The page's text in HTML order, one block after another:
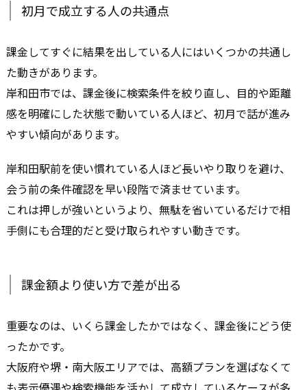
初月で成立する人の共通点
課金してすぐに結果を出している人にはいくつかの共通し
た動きがあります。
岸和田市では、課金後に検索条件を絞り直し、目的や距離
感を明確にした状態で動いている人ほど、初月で話が進み
やすい傾向があります。
岸和田駅前を使い慣れている人ほど長いやり取りを避け、
会う前の条件確認を早い段階で済ませています。
これは押しが強いというより、無駄を省いているだけで相
手側にも合理的だと受け取られやすい動きです。
課金額より使い方で差が出る
重要なのは、いくら課金したかではなく、課金後にどう使
ったかです。
大阪府や堺・南大阪エリアでは、高額プランを選ばなくて